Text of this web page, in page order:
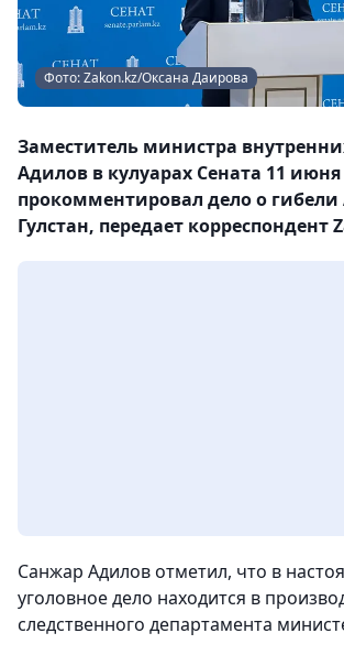
Фото: Zakon.kz/Оксана Даирова
Заместитель министра
Адилов в кулуарах Сената 11 июня
прокомментировал дело о гибели
Гулстан, передает корреспондент
Санжар Адилов отметил, что в
уголовное дело находится в
следственного департамента